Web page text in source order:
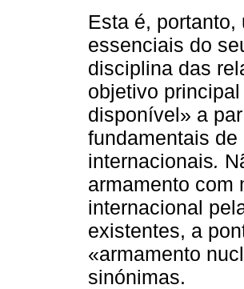
Esta é,
essenciais do
disciplina das
objetivo
disponível» a
fundamentais
internacionais.
armamento com
internacional
existentes, a
«armamento
sinónimas.